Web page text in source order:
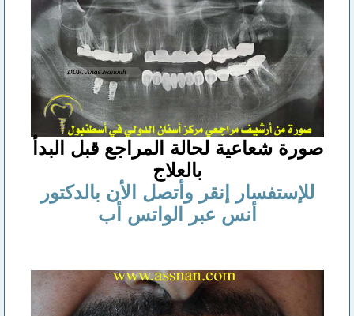
صورة شعاعية لحالة المراجع قبل البدأ
بالعلاج
للإستفسار إنقر وأتصل الأن بالدكتور
أنس عبر الواتس أب